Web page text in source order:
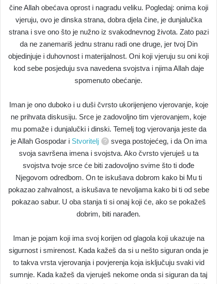
čine Allah obećava oprost i nagradu veliku. Pogledaj: onima koji
vjeruju, ovo je dinska strana, dobra djela čine, je dunjalučka
strana i sve ono što je nužno iz svakodnevnog života. Zato pazi
da ne zanemariš jednu stranu radi one druge, jer tvoj Din
objedinjuje i duhovnost i materijalnost. Oni koji vjeruju su oni koji
kod sebe posjeduju sva navedena svojstva i njima Allah daje
spomenuto obećanje.
Iman je ono duboko i u duši čvrsto ukorijenjeno vjerovanje, koje
ne prihvata diskusiju. Srce je zadovoljno tim vjerovanjem, koje
mu pomaže i dunjalučki i dinski. Temelj tog vjerovanja jeste da
je Allah Gospodar i Stvoritelj
svega postojećeg, i da On ima
svoja savršena imena i svojstva. Ako čvrsto vjeruješ u ta
svojstva tvoje srce će biti zadovoljno svime što ti dođe
Njegovom odredbom. On te iskušava dobrom kako bi Mu ti
pokazao zahvalnost, a iskušava te nevoljama kako bi ti od sebe
pokazao sabur. U oba stanja ti si onaj koji će, ako se pokažeš
dobrim, biti narađen.
Iman je pojam koji ima svoj korijen od glagola koji ukazuje na
sigurnost i smirenost. Kada kažeš da si u nešto siguran onda je
to takva vrsta vjerovanja i povjerenja koja isključuju svaki vid
sumnje. Kada kažeš da vjeruješ nekome onda si siguran da taj